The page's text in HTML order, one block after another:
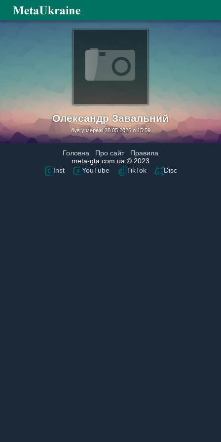
Олександр Завальний
був у мережі 28.05.2026 о 15:59
Головна Про сайт
Правила
meta-gta.com.ua © 2023
Inst
YouTube TikTok Disc